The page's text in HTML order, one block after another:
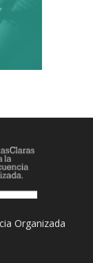
Organizada